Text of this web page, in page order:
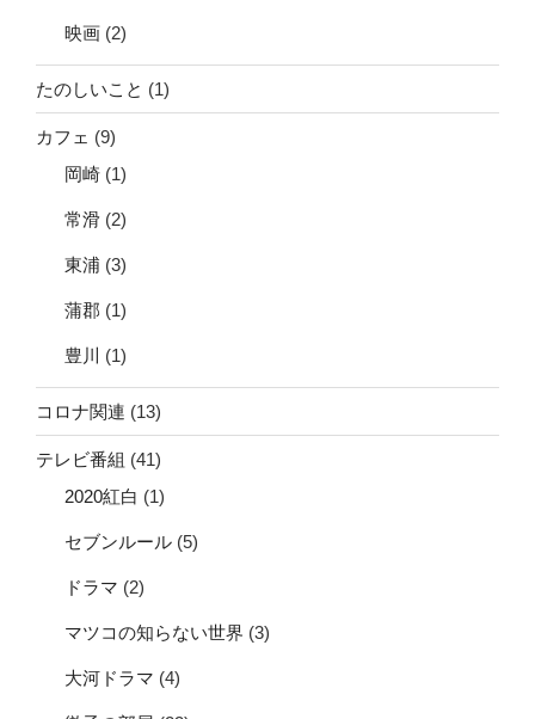
映画 (2)
たのしいこと (1)
カフェ (9)
岡崎 (1)
常滑 (2)
東浦 (3)
蒲郡 (1)
豊川 (1)
コロナ関連 (13)
テレビ番組 (41)
2020紅白 (1)
セブンルール (5)
ドラマ (2)
マツコの知らない世界 (3)
大河ドラマ (4)